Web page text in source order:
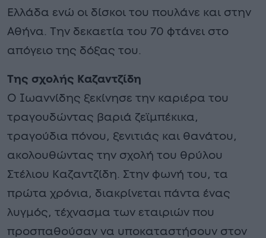
Ελλάδα ενώ οι δίσκοι του πουλάνε και στην
Αθήνα. Την δεκαετία του 70 φτάνει στο
απόγειο της δόξας του.
Της σχολής Καζαντζίδη
Ο Ιωαννίδης ξεκίνησε την καριέρα του
τραγουδώντας βαριά ζεϊμπέκικα,
τραγούδια πόνου, ξενιτιάς και θανάτου,
ακολουθώντας την σχολή του θρύλου
Στέλιου Καζαντζίδη. Στην φωνή του, τα
πρώτα χρόνια, διακρίνεται πάντα ένας
λυγμός, τέχνασμα των εταιριών που
προσπαθούσαν να υποκαταστήσουν στον